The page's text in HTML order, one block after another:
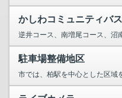
かしわコミュニティバ
逆井コース、南増尾コース、沼南
駐車場整備地区
市では、柏駅を中心とした区域